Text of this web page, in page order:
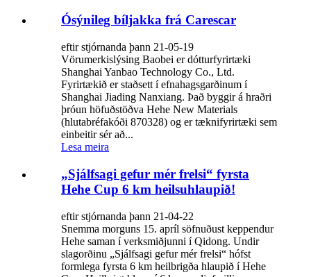
Ósýnileg bíljakka frá Carescar
eftir stjórnanda þann 21-05-19
Vörumerkislýsing Baobei er dótturfyrirtæki
Shanghai Yanbao Technology Co., Ltd.
Fyrirtækið er staðsett í efnahagsgarðinum í
Shanghai Jiading Nanxiang. Það byggir á hraðri
þróun höfuðstöðva Hehe New Materials
(hlutabréfakóði 870328) og er tæknifyrirtæki sem
einbeitir sér að...
Lesa meira
„Sjálfsagi gefur mér frelsi“ fyrsta
Hehe Cup 6 km heilsuhlaupið!
eftir stjórnanda þann 21-04-22
Snemma morguns 15. apríl söfnuðust keppendur
Hehe saman í verksmiðjunni í Qidong. Undir
slagorðinu „Sjálfsagi gefur mér frelsi“ hófst
formlega fyrsta 6 km heilbrigða hlaupið í Hehe